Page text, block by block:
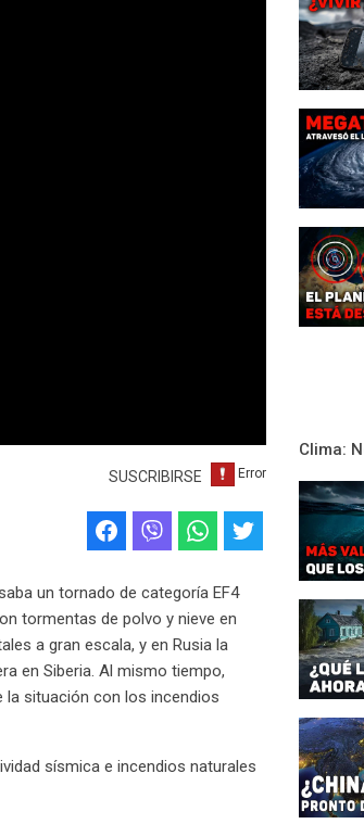
SUSCRIBIRSE
un tornado de categoría EF4
tormentas de polvo y nieve en
a gran escala, y en Rusia la
en Siberia. Al mismo tiempo,
la situación con los incendios
sísmica e incendios naturales
Clima: